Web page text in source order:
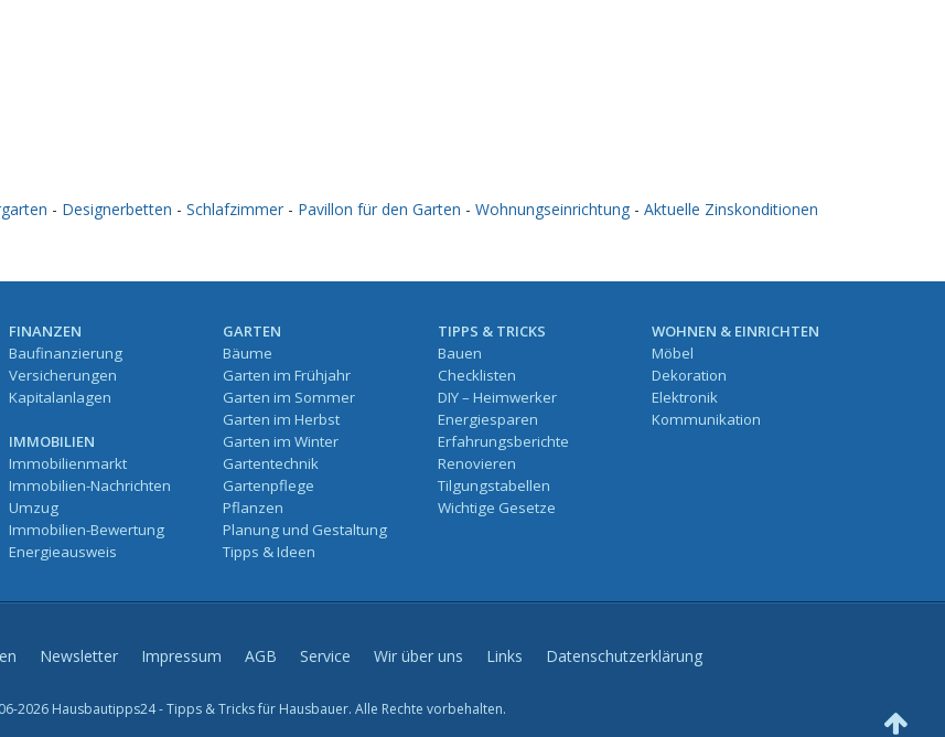
- Designerbetten - Schlafzimmer - Pavillon für den Garten - Wohnungseinrichtung - Aktuelle Zinskonditionen
FINANZEN
Baufinanzierung
Versicherungen
Kapitalanlagen
IMMOBILIEN
Immobilienmarkt
Immobilien-Nachrichten
Umzug
Immobilien-Bewertung
Energieausweis
GARTEN
Bäume
Garten im Frühjahr
Garten im Sommer
Garten im Herbst
Garten im Winter
Gartentechnik
Gartenpflege
Pflanzen
Planung und Gestaltung
Tipps & Ideen
TIPPS & TRICKS
Bauen
Checklisten
DIY – Heimwerker
Energiesparen
Erfahrungsberichte
Renovieren
Tilgungstabellen
Wichtige Gesetze
WOHNEN & EINRICHTEN
Möbel
Dekoration
Elektronik
Kommunikation
Newsletter Impressum AGB Service Wir über uns Links Datenschutzerklärung
2026 Hausbautipps24 - Tipps & Tricks für Hausbauer. Alle Rechte vorbehalten.